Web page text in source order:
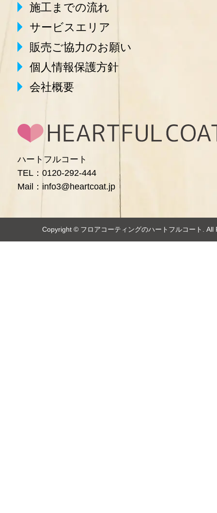
施工までの流れ
サービスエリア
販売ご協力のお願い
個人情報保護方針
会社概要
ハートフルコート
TEL：0120-292-444
Mail：info3@heartcoat.jp
Copyright ©️ フロアコーティングのハートフルコート .